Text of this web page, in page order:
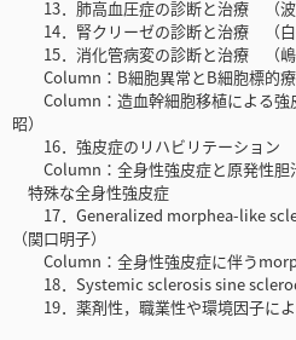
13．肺高血圧症の診断と治療 （波
14．腎クリーゼの診断と治療 （白
15．消化管病変の診断と治療 （嶋
Column：B細胞異常とB細胞標的療
Column：造血幹細胞移植による強
昭）
16．強皮症のリハビリテーション
Column：全身性強皮症と原発性胆
特殊な全身性強皮症
17．Generalized morphea-like
（関口明子）
Column：全身性強皮症に伴う
18．Systemic sclerosis sine
19．薬剤性，職業性や環境因子に